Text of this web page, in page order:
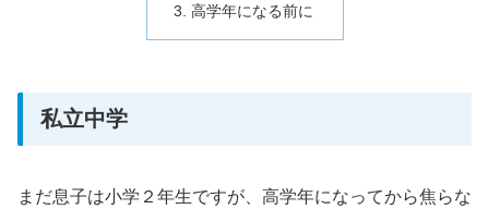
高学年になる前に
私立中学
まだ息子は小学２年生ですが、高学年になってから焦らな